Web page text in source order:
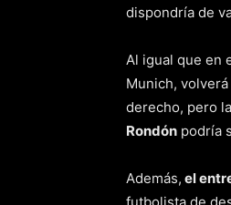
dispondría de
Al igual que en
Munich,
derecho, pero
Rondón podría
Además, el
futbolista de